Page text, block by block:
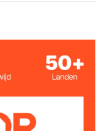
werking